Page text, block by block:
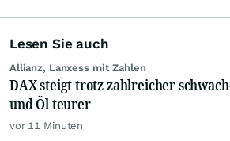
Lesen Sie auch
Allianz, Lanxess mit Zahlen
DAX steigt trotz zahlreicher
und Öl teurer
vor 11 Minuten